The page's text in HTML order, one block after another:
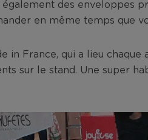
également des enveloppes
en même temps que
in France, qui a lieu
sur le stand. Une super